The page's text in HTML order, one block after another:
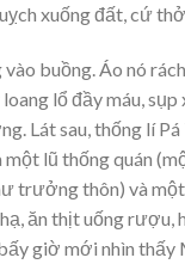
xuống đất, cứ thở
buồng. Áo nó
lổ đầy máu, sụp
Lát sau, thống lí
một lũ thống quán
trưởng thôn) và
ăn thịt uống rượu,
giờ mới nhìn thấy